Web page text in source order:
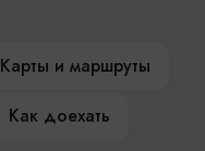
Карты и маршруты
Как доехать